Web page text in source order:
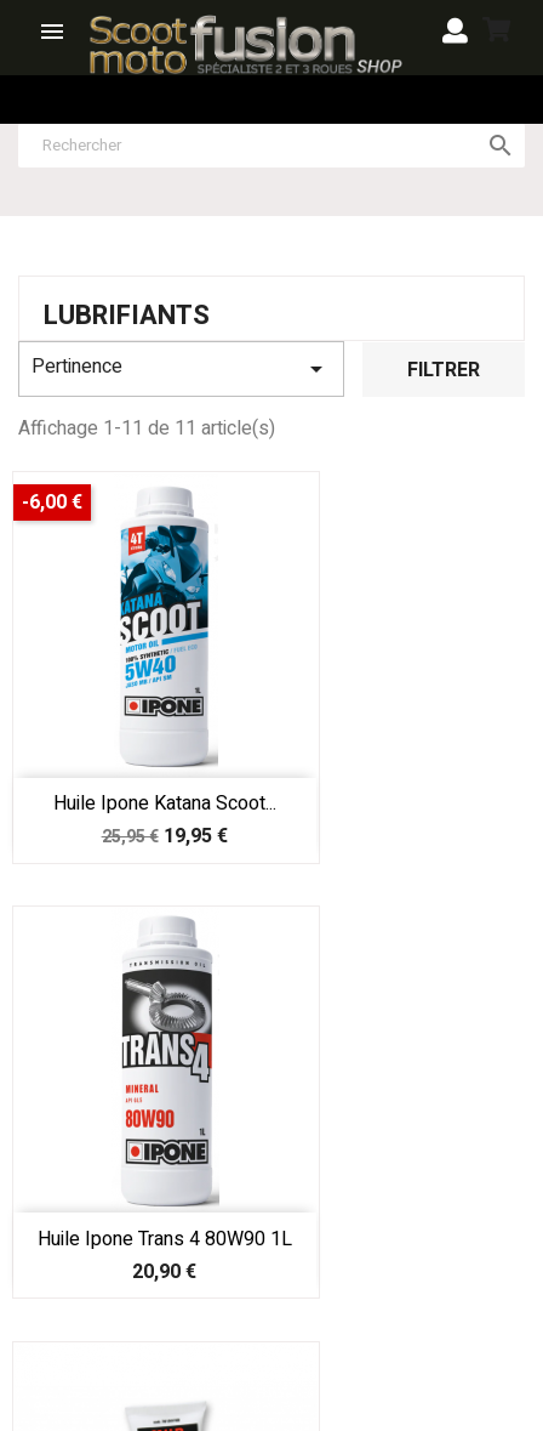


LUBRIFIANTS
Pertinence  FILTRER
Affichage 1-11 de 11 article(s)
Huile Ipone Katana Scoot...
Prix
25,95 € Prix
19,95 €
-6,00 €
Huile Ipone Trans 4 80W90 1L
Prix
20,90 €